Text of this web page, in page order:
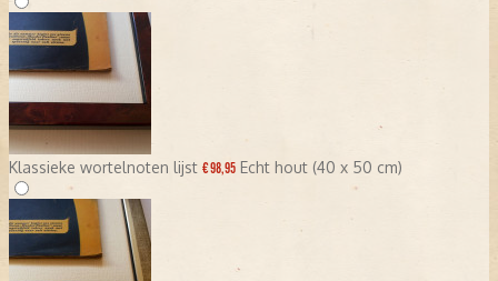
Klassieke wortelnoten lijst € 98,95 Echt hout (40 x 50 cm)